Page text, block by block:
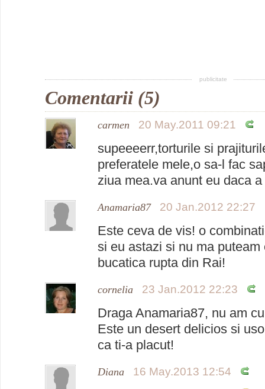
publicitate
Comentarii (5)
carmen 20 May.2011 09:21
supeeeerr,torturile si
preferatele mele,o sa-l fac
ziua mea.va anunt eu daca
Anamaria87 20 Jan.2012 22:27
Este ceva de vis! o
si eu astazi si nu ma puteam
bucatica rupta din Rai!
cornelia 23 Jan.2012 22:23
Draga Anamaria87, nu am
Este un desert delicios si
ca ti-a placut!
Diana 16 May.2013 12:54